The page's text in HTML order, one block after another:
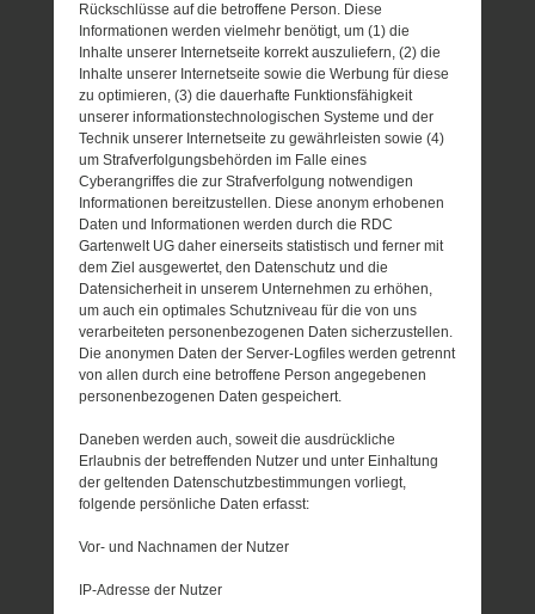
Rückschlüsse auf die betroffene Person. Diese
Informationen werden vielmehr benötigt, um (1) die
Inhalte unserer Internetseite korrekt auszuliefern, (2) die
Inhalte unserer Internetseite sowie die Werbung für diese
zu optimieren, (3) die dauerhafte Funktionsfähigkeit
unserer informationstechnologischen Systeme und der
Technik unserer Internetseite zu gewährleisten sowie (4)
um Strafverfolgungsbehörden im Falle eines
Cyberangriffes die zur Strafverfolgung notwendigen
Informationen bereitzustellen. Diese anonym erhobenen
Daten und Informationen werden durch die RDC
Gartenwelt UG daher einerseits statistisch und ferner mit
dem Ziel ausgewertet, den Datenschutz und die
Datensicherheit in unserem Unternehmen zu erhöhen,
um auch ein optimales Schutzniveau für die von uns
verarbeiteten personenbezogenen Daten sicherzustellen.
Die anonymen Daten der Server-Logfiles werden getrennt
von allen durch eine betroffene Person angegebenen
personenbezogenen Daten gespeichert.
Daneben werden auch, soweit die ausdrückliche
Erlaubnis der betreffenden Nutzer und unter Einhaltung
der geltenden Datenschutzbestimmungen vorliegt,
folgende persönliche Daten erfasst:
Vor- und Nachnamen der Nutzer
IP-Adresse der Nutzer